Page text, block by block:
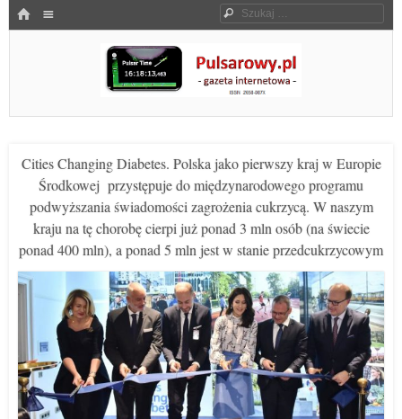
HOME Szukaj
Pulsarowy.pl
Cities Changing Diabetes. Polska jako pierwszy kraj w Europie
Środkowej przystępuje do międzynarodowego programu
podwyższania świadomości zagrożenia cukrzycą. W naszym
kraju na tę chorobę cierpi już ponad 3 mln osób (na świecie
ponad 400 mln), a ponad 5 mln jest w stanie przedcukrzycowym